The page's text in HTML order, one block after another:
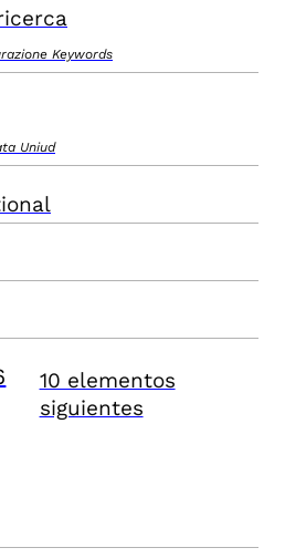
Keywords
Uniud
10 elementos
siguientes